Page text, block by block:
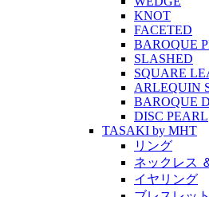
KNOT
FACETED
BAROQUE
SLASHED
SQUARE
ARLEQUIN
BAROQUE
DISC PEARL
TASAKI by MHT
リング
ネックレス
イヤリング